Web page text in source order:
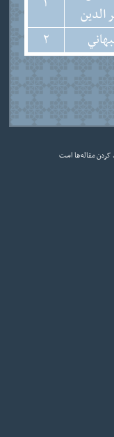
الدين
2
کردن مقاله‌ها است